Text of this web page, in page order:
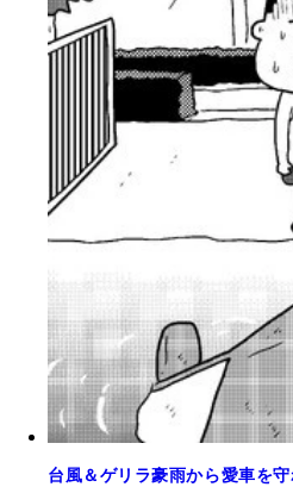
台風＆ゲリラ豪雨から愛車を